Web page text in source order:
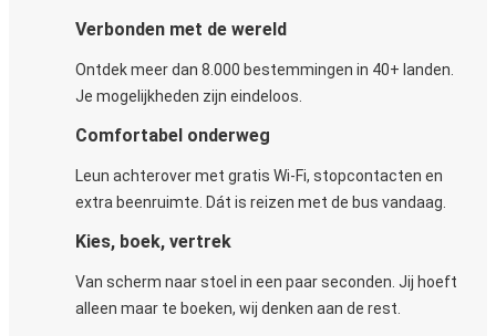
Verbonden met de wereld
Ontdek meer dan 8.000 bestemmingen in 40+ landen.
Je mogelijkheden zijn eindeloos.
Comfortabel onderweg
Leun achterover met gratis Wi-Fi, stopcontacten en
extra beenruimte. Dát is reizen met de bus vandaag.
Kies, boek, vertrek
Van scherm naar stoel in een paar seconden. Jij hoeft
alleen maar te boeken, wij denken aan de rest.